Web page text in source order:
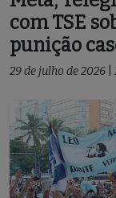
com TSE
punição
29 de julho de 2026